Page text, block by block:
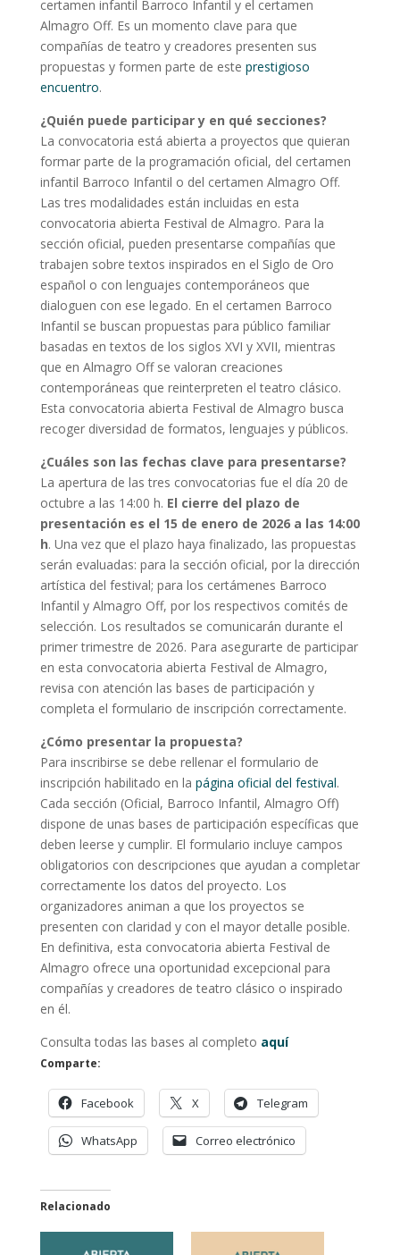
certamen infantil Barroco Infantil y el certamen
Almagro Off. Es un momento clave para que
compañías de teatro y creadores presenten sus
propuestas y formen parte de este prestigioso
encuentro.
¿Quién puede participar y en qué secciones?
La convocatoria está abierta a proyectos que quieran
formar parte de la programación oficial, del certamen
infantil Barroco Infantil o del certamen Almagro Off.
Las tres modalidades están incluidas en esta
convocatoria abierta Festival de Almagro. Para la
sección oficial, pueden presentarse compañías que
trabajen sobre textos inspirados en el Siglo de Oro
español o con lenguajes contemporáneos que
dialoguen con ese legado. En el certamen Barroco
Infantil se buscan propuestas para público familiar
basadas en textos de los siglos XVI y XVII, mientras
que en Almagro Off se valoran creaciones
contemporáneas que reinterpreten el teatro clásico.
Esta convocatoria abierta Festival de Almagro busca
recoger diversidad de formatos, lenguajes y públicos.
¿Cuáles son las fechas clave para presentarse?
La apertura de las tres convocatorias fue el día 20 de
octubre a las 14:00 h. El cierre del plazo de
presentación es el 15 de enero de 2026 a las 14:00
h. Una vez que el plazo haya finalizado, las propuestas
serán evaluadas: para la sección oficial, por la dirección
artística del festival; para los certámenes Barroco
Infantil y Almagro Off, por los respectivos comités de
selección. Los resultados se comunicarán durante el
primer trimestre de 2026. Para asegurarte de participar
en esta convocatoria abierta Festival de Almagro,
revisa con atención las bases de participación y
completa el formulario de inscripción correctamente.
¿Cómo presentar la propuesta?
Para inscribirse se debe rellenar el formulario de
inscripción habilitado en la página oficial del festival.
Cada sección (Oficial, Barroco Infantil, Almagro Off)
dispone de unas bases de participación específicas que
deben leerse y cumplir. El formulario incluye campos
obligatorios con descripciones que ayudan a completar
correctamente los datos del proyecto. Los
organizadores animan a que los proyectos se
presenten con claridad y con el mayor detalle posible.
En definitiva, esta convocatoria abierta Festival de
Almagro ofrece una oportunidad excepcional para
compañías y creadores de teatro clásico o inspirado
en él.
Consulta todas las bases al completo aquí
Comparte:
Facebook X Telegram
WhatsApp Correo electrónico
Relacionado